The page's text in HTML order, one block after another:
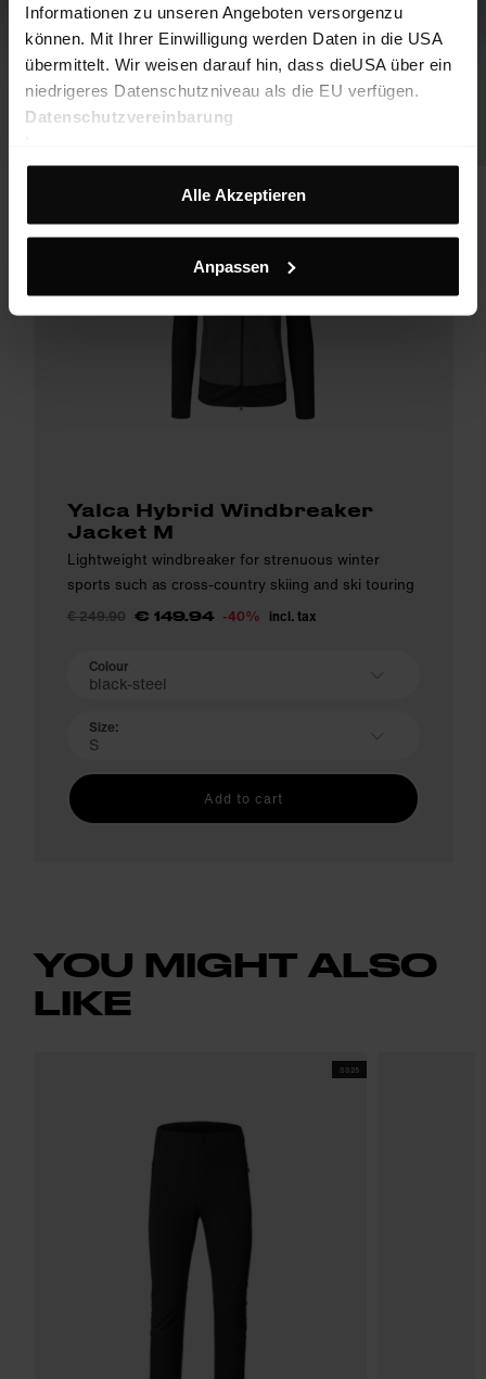
Informationen zu unseren Angeboten versorgenzu
können. Mit Ihrer Einwilligung werden Daten in die USA
übermittelt. Wir weisen darauf hin, dass dieUSA über ein
niedrigeres Datenschutzniveau als die EU verfügen.
Datenschutzvereinbarung
Alle Akzeptieren
Anpassen
Yalca Hybrid Windbreaker
Jacket M
Lightweight windbreaker for strenuous winter
sports such as cross-country skiing and ski touring
€ 249.90 € 149.94 -40% incl. tax
Colour
black-steel
Size:
S
Add to cart
YOU MIGHT ALSO
LIKE
SS25